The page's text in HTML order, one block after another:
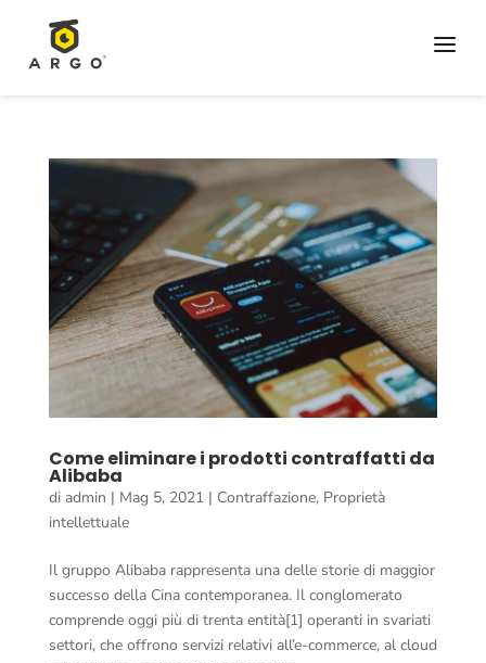
a
Come eliminare i prodotti contraffatti da
Alibaba
di admin | Mag 5, 2021| Contraffazione, Proprietà
intellettuale
Il gruppo Alibaba rappresenta una delle storie di maggior
successo della Cina contemporanea. Il conglomerato
comprende oggi più di trenta entità[1] operanti in svariati
settori, che offrono servizi relativi all’e-commerce, al cloud